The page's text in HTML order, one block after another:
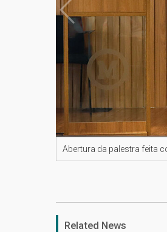
Abertura da palestra feita
Related News